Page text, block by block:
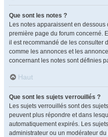
Que sont les notes ?
Les notes apparaissent en
première page du forum concerné.
il est recommandé de les consulter
comme les annonces et les
concernant les notes sont définies
Haut
Que sont les sujets verrouillés ?
Les sujets verrouillés sont des
peuvent plus répondre et dans
automatiquement expirés. Les
administrateur ou un modérateur